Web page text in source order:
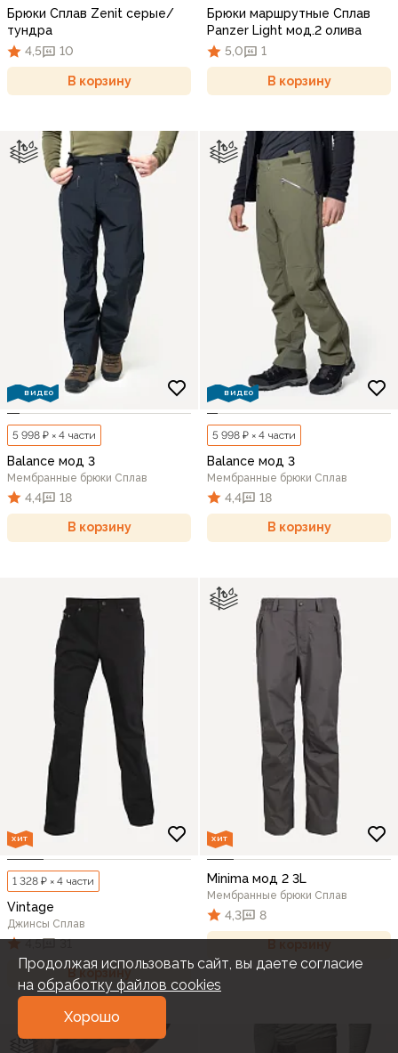
Брюки Сплав Zenit серые/
тундра
4,5
10
В корзину
Брюки маршрутные Сплав
Panzer Light мод.2 олива
5,0
1
В корзину
ВИДЕО
5 998 ₽ × 4 части
Balance мод 3
Мембранные брюки Сплав
4,4 18
В корзину
ВИДЕО
5 998 ₽ × 4 части
Balance мод 3
Мембранные брюки Сплав
4,4 18
В корзину
ХИТ
1 328 ₽ × 4 части
Vintage
Джинсы Сплав
4,5 31
В корзину
ХИТ
Minima мод 2 3L
Мембранные брюки Сплав
4,3 8
Продолжая использовать сайт, вы даете согласие
на обработку файлов cookies
Хорошо